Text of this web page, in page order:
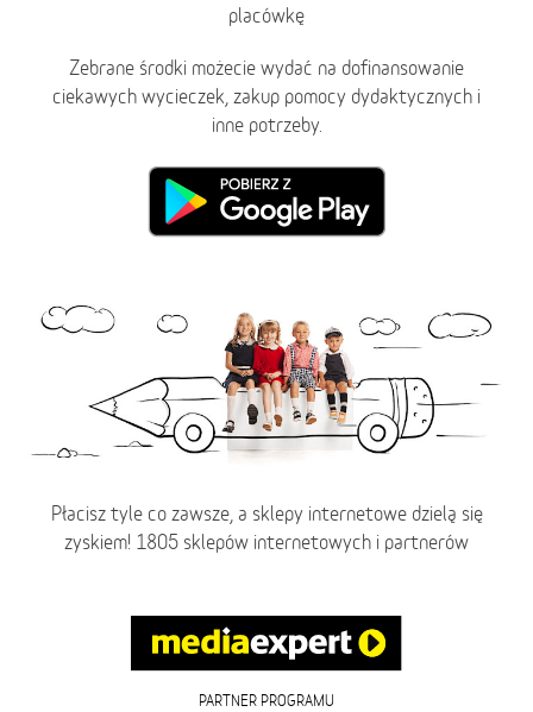
placówkę
Zebrane środki możecie wydać na dofinansowanie
ciekawych wycieczek, zakup pomocy dydaktycznych i
inne potrzeby.
Płacisz tyle co zawsze, a sklepy internetowe dzielą się
zyskiem! 1805 sklepów internetowych i partnerów
PARTNER PROGRAMU